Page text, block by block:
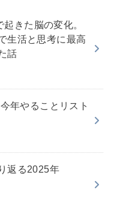
きた脳の変化。
生活と思考に最高
話
年やることリスト
返る2025年